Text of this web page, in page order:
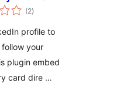
(2valoracións
totais
)
profile to
your
plugin embed
card dire …